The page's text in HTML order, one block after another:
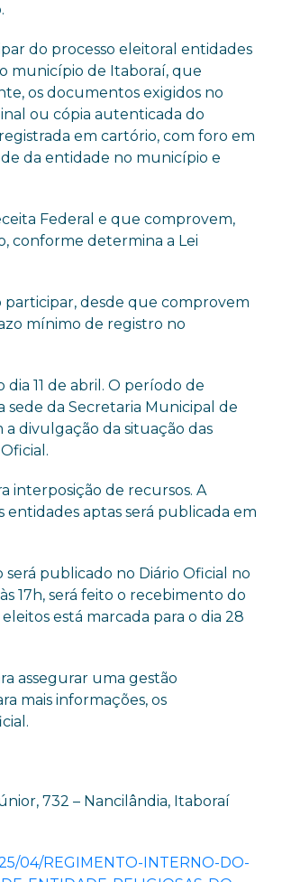
do processo eleitoral entidades
município de Itaboraí, que
os documentos exigidos no
ou cópia autenticada do
em cartório, com foro em
da entidade no município e
Federal e que comprovem,
conforme determina a Lei
desde que comprovem
mínimo de registro no
11 de abril. O período de
sede da Secretaria Municipal de
a divulgação da situação das
interposição de recursos. A
entidades aptas será publicada em
será publicado no Diário Oficial no
17h, será feito o recebimento do
está marcada para o dia 28
assegurar uma gestão
mais informações, os
732 – Nancilândia, Itaboraí
04/REGIMENTO-INTERNO-DO-